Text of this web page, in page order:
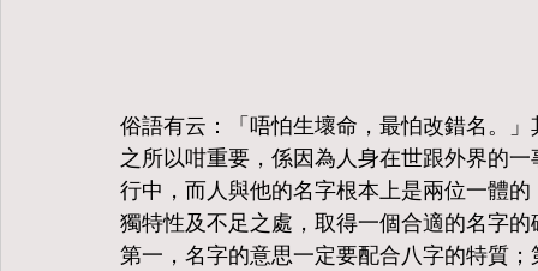
俗語有云：「唔怕生壞命，最怕改錯名。
之所以咁重要，係因為人身在世跟外界的
行中，而人與他的名字根本上是兩位一體
獨特性及不足之處，取得一個合適的名字
第一，名字的意思一定要配合八字的特質